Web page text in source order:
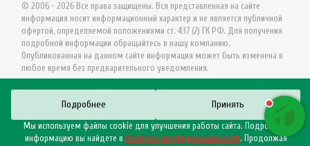
© 2006 - 2026 Все права защищены. Вся представленная на сайте
информация носит информационный характер и не является публичной
офертой, определяемой положениями ст. 437 (2) ГК РФ. Для получения
подробной информации обращайтесь в нашу компанию.
Опубликованная на данном сайте информация может быть изменена в
любое время без предварительного уведомления.
Подробнее Принять
Мы используем файлы cookie для улучшения работы сайта. Подробную
информацию вы найдете в Политике конфиденциальности. Продолжая